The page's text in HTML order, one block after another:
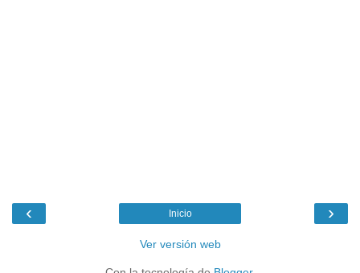
‹ ›
Inicio
Ver versión web